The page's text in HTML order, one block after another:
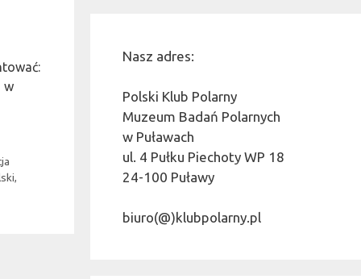
w
,
Nasz adres:
Polski Klub Polarny
Muzeum Badań Polarnych
w Puławach
ul. 4 Pułku Piechoty WP 18
24-100 Puławy
biuro(@)klubpolarny.pl